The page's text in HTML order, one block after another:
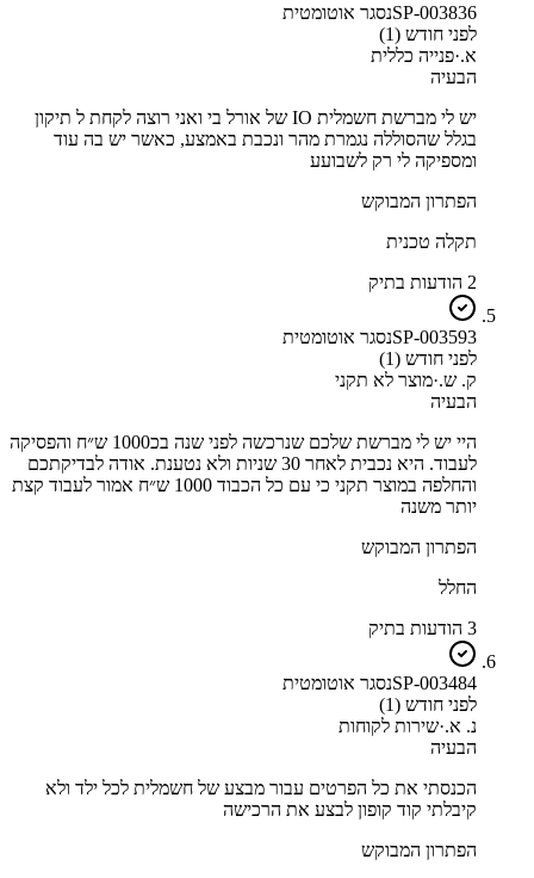
SP-003836נסגר אוטומטית
לפני חודש (1)
א.·פנייה כללית
הבעיה
יש לי מברשת חשמלית IO של אורל בי ואני רוצה לקחת ל תיקון
בגלל שהסוללה נגמרת מהר ונכבת באמצע, כאשר יש בה עוד
ומספיקה לי רק לשבועע
הפתרון המבוקש
תקלה טכנית
2 הודעות בתיק
SP-003593נסגר אוטומטית
לפני חודש (1)
ק. ש.·מוצר לא תקני
הבעיה
היי יש לי מברשת שלכם שנרכשה לפני שנה בכ1000 ש״ח והפסיקה
לעבוד. היא נכבית לאחר 30 שניות ולא נטענת. אודה לבדיקתכם
והחלפה במוצר תקני כי עם כל הכבוד 1000 ש״ח אמור לעבוד קצת
יותר משנה
הפתרון המבוקש
החלל
3 הודעות בתיק
SP-003484נסגר אוטומטית
לפני חודש (1)
נ. א.·שירות לקוחות
הבעיה
הכנסתי את כל הפרטים עבור מבצע של חשמלית לכל ילד ולא
קיבלתי קוד קופון לבצע את הרכישה
הפתרון המבוקש